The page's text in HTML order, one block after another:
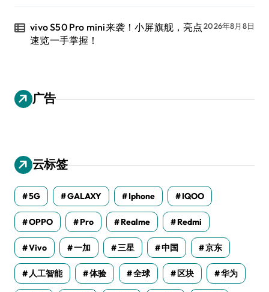
vivo S50 Pro mini来袭！小屏旗舰，亮点
速览一手掌握！
2026年8月8日
广告
云标签
5G GALAXY Iphone IQOO
OPPO Pro Realme Redmi
Vivo 一加 三星 中国 京东
人工智能 体验 全球 区块 华为